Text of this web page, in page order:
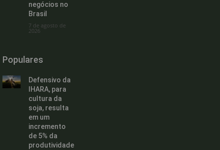
negócios no
Brasil
7 de agosto de
2026
Populares
Defensivo da
IHARA, para
cultura da
soja, resulta
em um
incremento
de 5% da
produtividade